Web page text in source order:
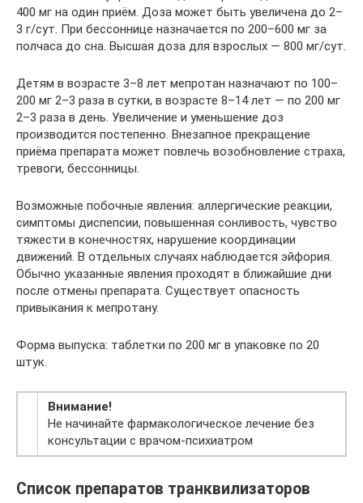
400 мг на один приём. Доза может быть увеличена до 2–
3 г/сут. При бессоннице назначается по 200–600 мг за
полчаса до сна. Высшая доза для взрослых — 800 мг/сут.
Детям в возрасте 3–8 лет мепротан назначают по 100–
200 мг 2–3 раза в сутки, в возрасте 8–14 лет — по 200 мг
2–3 раза в день. Увеличение и уменьшение доз
производится постепенно. Внезапное прекращение
приёма препарата может повлечь возобновление страха,
тревоги, бессонницы.
Возможные побочные явления: аллергические реакции,
симптомы диспепсии, повышенная сонливость, чувство
тяжести в конечностях, нарушение координации
движений. В отдельных случаях наблюдается эйфория.
Обычно указанные явления проходят в ближайшие дни
после отмены препарата. Существует опасность
привыкания к мепротану.
Форма выпуска: таблетки по 200 мг в упаковке по 20
штук.
Внимание!
Не начинайте фармакологическое лечение без
консультации с врачом-психиатром
Список препаратов транквилизаторов